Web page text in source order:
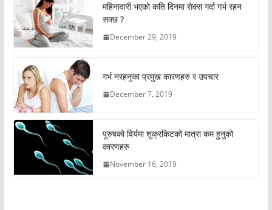
महिनावारी भएको कति दिनमा सेक्स गर्दा गर्भ रहन
सक्छ ?
December 29, 2019
गर्भ नरहनुका प्रमुख कारणहरु र उपचार
December 7, 2019
पुरुषको विर्यमा शुक्रकिटको मात्रा कम हुनुको
कारणहरु
November 16, 2019